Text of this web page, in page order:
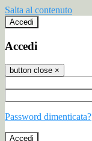
Salta al contenuto
Accedi
Accedi
button close ×
Password dimenticata?